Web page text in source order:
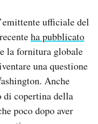
ufficiale del
ha pubblicato
la fornitura globale
una questione
Anche
di copertina della
poco dopo aver